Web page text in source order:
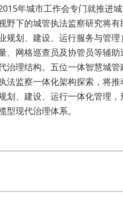
年城市工作会专门就推进
野下的城管执法监察研究将
规划、建设、运行服务与管
、网格巡查员及协管员等辅
治理结构。五位一体智慧城
法监察一体化架构探索，将
划、建设、运行一体化管理
型现代治理体系。